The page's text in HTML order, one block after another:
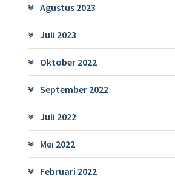
Agustus 2023
Juli 2023
Oktober 2022
September 2022
Juli 2022
Mei 2022
Februari 2022